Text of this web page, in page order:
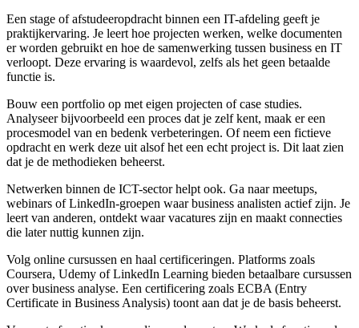
Een stage of afstudeeropdracht binnen een IT-afdeling geeft je
praktijkervaring. Je leert hoe projecten werken, welke documenten
er worden gebruikt en hoe de samenwerking tussen business en IT
verloopt. Deze ervaring is waardevol, zelfs als het geen betaalde
functie is.
Bouw een portfolio op met eigen projecten of case studies.
Analyseer bijvoorbeeld een proces dat je zelf kent, maak er een
procesmodel van en bedenk verbeteringen. Of neem een fictieve
opdracht en werk deze uit alsof het een echt project is. Dit laat zien
dat je de methodieken beheerst.
Netwerken binnen de ICT-sector helpt ook. Ga naar meetups,
webinars of LinkedIn-groepen waar business analisten actief zijn. Je
leert van anderen, ontdekt waar vacatures zijn en maakt connecties
die later nuttig kunnen zijn.
Volg online cursussen en haal certificeringen. Platforms zoals
Coursera, Udemy of LinkedIn Learning bieden betaalbare cursussen
over business analyse. Een certificering zoals ECBA (Entry
Certificate in Business Analysis) toont aan dat je de basis beheerst.